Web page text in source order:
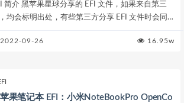
简介 黑苹果星球分享的 EFI 文件，如果来自第三
均会标明出处，有些第三方分享 EFI 文件时会同
，...
2022-09-26 16.95w
果笔记本 EFI：小米NoteBookPro OpenCo